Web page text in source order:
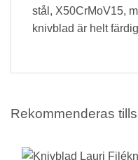
stål, X50CrMoV15,
knivblad är helt
Rekommenderas